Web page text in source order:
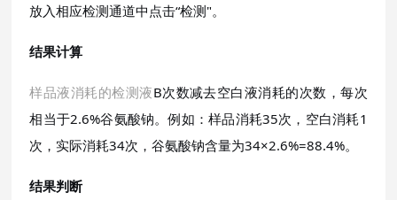
放入相应检测通道中点击“检测"。
结果计算
样品液消耗的检测液B次数减去空白液消耗的次数，每次
相当于2.6%谷氨酸钠。例如：样品消耗35次，空白消耗1
次，实际消耗34次，谷氨酸钠含量为34×2.6%=88.4%。
结果判断